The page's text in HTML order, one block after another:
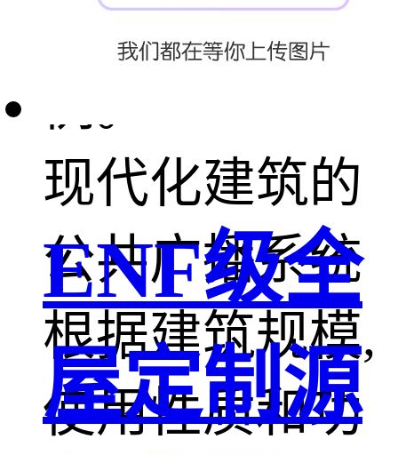
系统一个特
现代化建筑的
公共广播系统
根据建筑规模,
使用性质和功
ENF级全
屋定制源